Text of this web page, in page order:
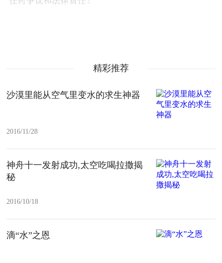
精彩推荐
沙漠里能从空气里变水的求生神器
2016/11/28
神舟十一发射成功,太空吃喝拉撒揭
秘
2016/10/18
滴“水”之恩